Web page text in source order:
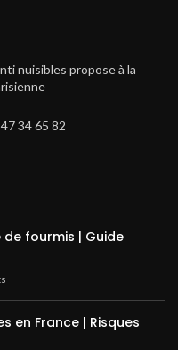
nuisibles propose à la
34 65 82
de fourmis | Guide
en France | Risques